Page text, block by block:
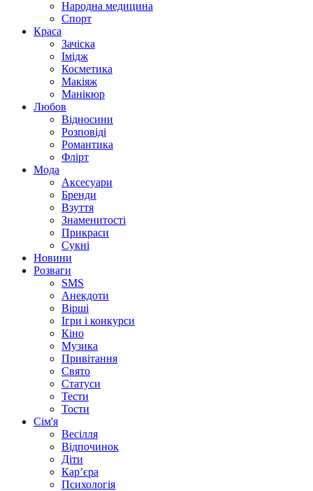
Народна медицина
Спорт
Краса
Зачіска
Імідж
Косметика
Макіяж
Манікюр
Любов
Відносини
Розповіді
Романтика
Флірт
Мода
Аксесуари
Бренди
Взуття
Знаменитості
Прикраси
Сукні
Новини
Розваги
SMS
Анекдоти
Вірші
Ігри і конкурси
Кіно
Музика
Привітання
Свято
Статуси
Тести
Тости
Сім'я
Весілля
Відпочинок
Діти
Кар’єра
Психологія